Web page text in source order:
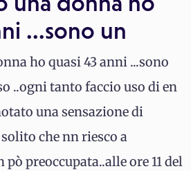
...sono un
ho quasi 43 anni ...sono
..ogni tanto faccio uso di en
una sensazione di
che nn riesco a
pò preoccupata..alle ore 11 del